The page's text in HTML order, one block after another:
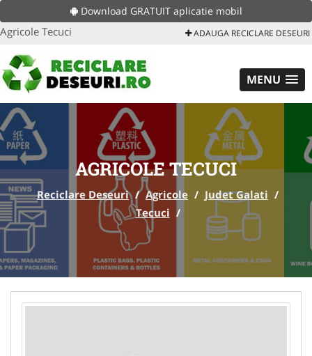
Download GRATUIT aplicatie mobil
Agricole Tecuci ADAUGA RECICLARE DESEURI
MENU
AGRICOLE TECUCI
Reciclare Deseuri / Agricole / Judet Galati /
Tecuci /